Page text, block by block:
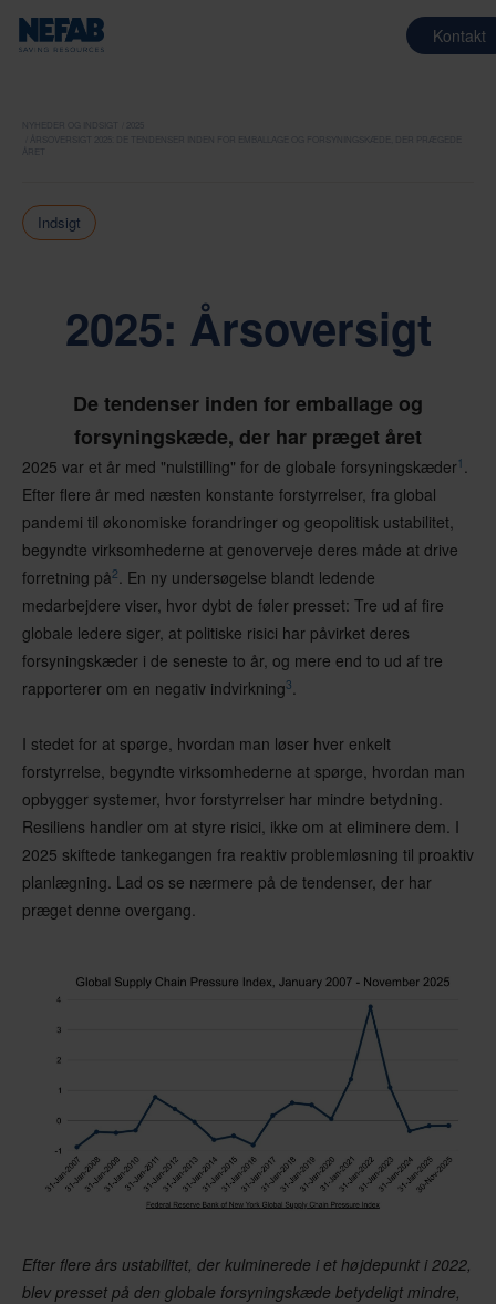
Kontakt
ÅRSOVERSIGT 2025: DE TENDENSER INDEN FOR EMBALLAGE OG FORSYNINGSKÆDE, DER PRÆGEDE
ÅRET
Indsigt
2025: Årsoversigt
De tendenser inden for emballage og
forsyningskæde, der har præget året
2025 var et år med "nulstilling" for de globale forsyningskæder1 .
Efter flere år med næsten konstante forstyrrelser, fra global
pandemi til økonomiske forandringer og geopolitisk ustabilitet,
begyndte virksomhederne at genoverveje deres måde at drive
forretning på2. En ny undersøgelse blandt ledende
medarbejdere viser, hvor dybt de føler presset: Tre ud af fire
globale ledere siger, at politiske risici har påvirket deres
forsyningskæder i de seneste to år, og mere end to ud af tre
rapporterer om en negativ indvirkning3.
I stedet for at spørge, hvordan man løser hver enkelt
forstyrrelse, begyndte virksomhederne at spørge, hvordan man
opbygger systemer, hvor forstyrrelser har mindre betydning.
Resiliens handler om at styre risici, ikke om at eliminere dem. I
2025 skiftede tankegangen fra reaktiv problemløsning til proaktiv
planlægning. Lad os se nærmere på de tendenser, der har
præget denne overgang.
Efter flere års ustabilitet, der kulminerede i et højdepunkt i 2022,
blev presset på den globale forsyningskæde betydeligt mindre,